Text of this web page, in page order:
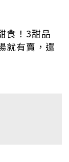
食！3甜品
就有賣，還